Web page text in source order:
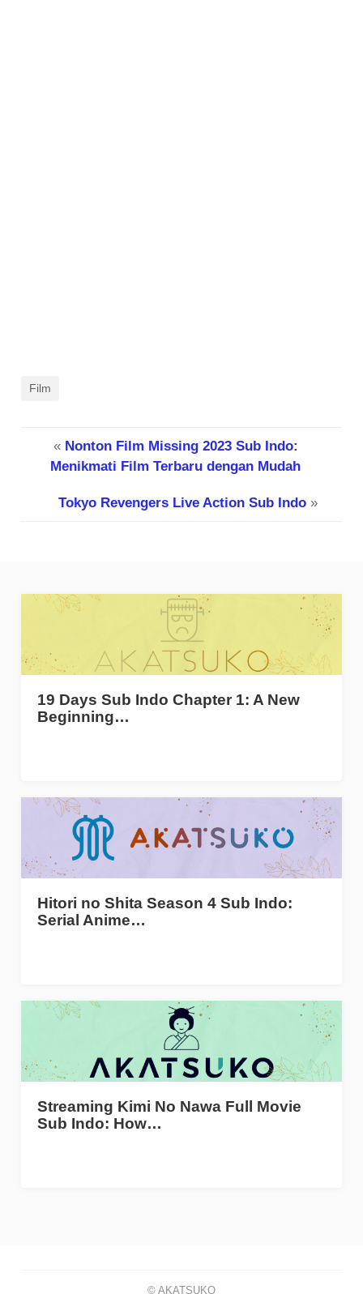
Film
« Nonton Film Missing 2023 Sub Indo:
Menikmati Film Terbaru dengan Mudah
Tokyo Revengers Live Action Sub Indo»
19 Days Sub Indo Chapter 1: A New
Beginning…
Hitori no Shita Season 4 Sub Indo:
Serial Anime…
Streaming Kimi No Nawa Full Movie
Sub Indo: How…
© AKATSUKO